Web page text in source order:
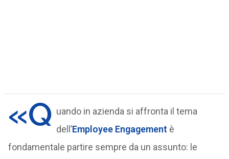
«Q uando in azienda si affronta il tema
dell’Employee Engagement è
fondamentale partire sempre da un assunto: le